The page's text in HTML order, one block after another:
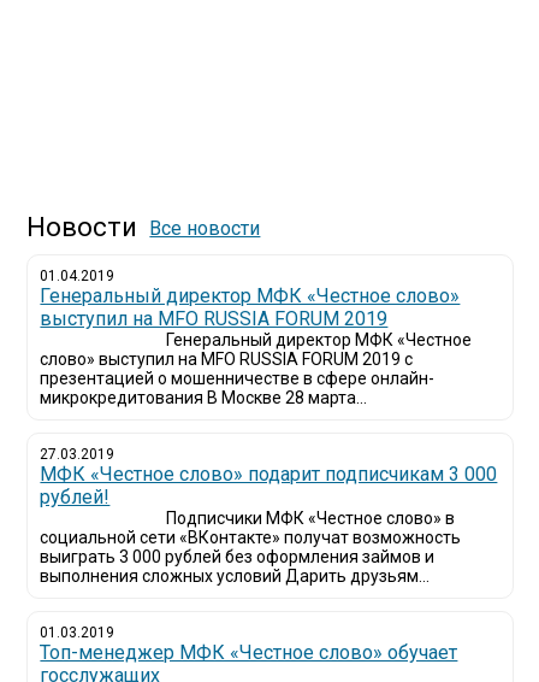
Новости Все новости
01.04.2019
Генеральный директор МФК «Честное слово»
выступил на MFO RUSSIA FORUM 2019
Генеральный директор МФК «Честное
слово» выступил на MFO RUSSIA FORUM 2019 с
презентацией о мошенничестве в сфере онлайн-
микрокредитования В Москве 28 марта...
27.03.2019
МФК «Честное слово» подарит подписчикам 3 000
рублей!
Подписчики МФК «Честное слово» в
социальной сети «ВКонтакте» получат возможность
выиграть 3 000 рублей без оформления займов и
выполнения сложных условий Дарить друзьям...
01.03.2019
Топ-менеджер МФК «Честное слово» обучает
госслужащих